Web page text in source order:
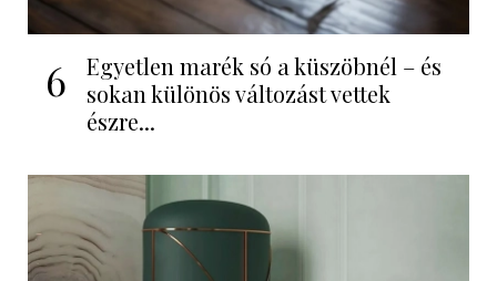
6
Egyetlen marék só a küszöbnél – és
sokan különös változást vettek
észre...